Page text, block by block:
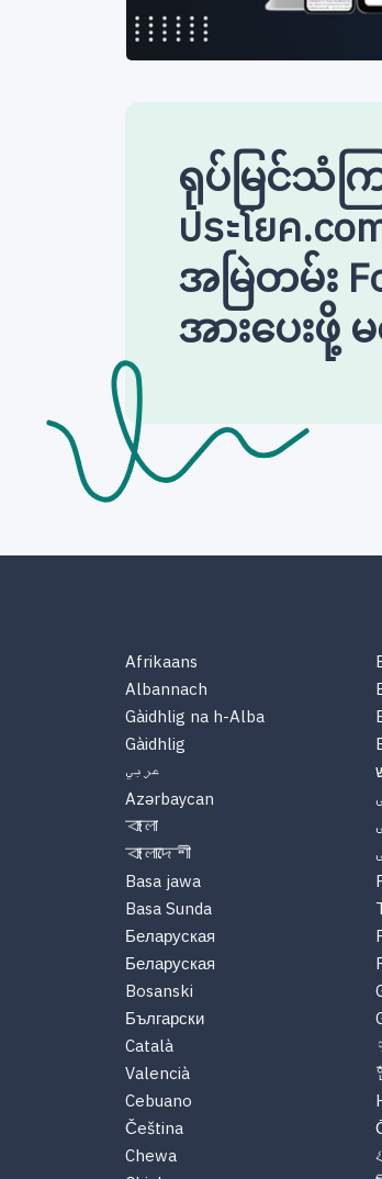
ရုပ်မြင်သံ
ประโยค
အမြဲတမ်း
အားပေးဖို့
Afrikaans
Albannach
Gàidhlig na h-Alba
Gàidhlig
عربي
Azərbaycan
বাংলা
বাংলাদেশী
Basa jawa
Basa Sunda
Беларуская
Беларуская
Bosanski
Български
Català
Valencià
Cebuano
Čeština
Chewa